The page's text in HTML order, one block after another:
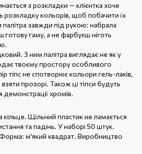
з розкладки — клієнтка хоче
розкладку кольорів, щоб побачити їх
завжди під рукою: набрала
готову гаму, а не фарбуєш ніготь
З ним палітра виглядає не як у
твоєму простору особливого
тіпс не спотворює кольори гель-лаків,
прозорі. Також ці тіпси будуть
демонстрації хромів.
кільце. Щільний пластик не ламається
та падінь. У наборі 50 штук.
м'який квадрат. Виробництво